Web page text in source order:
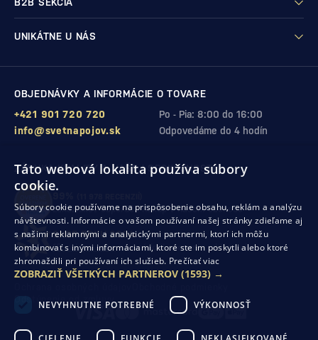
UNIKÁTNE U NÁS
OBJEDNÁVKY A INFORMÁCIE O TOVARE
Po - Pia: 8:00 do 16:00
+421 901 720 720
Odpovedáme do 4 hodín
info@svetnapojov.sk
ZÁRUKA KVALITY A VAŠEJ SPOKOJNOSTI
zákazníkov odporúča nákup v našom obchode
SHOP ROKU 2024
10. rok po sebesme získali ocenenie od Heureka
Odstúpenie od zmluvy
Táto webová lokalita používa súbory
cookie.
Súbory cookie používame na prispôsobenie obsahu, reklám a analýzu
návštevnosti. Informácie o vašom používaní našej stránky zdieľame aj
s našimi reklamnými a analytickými partnermi, ktorí ich môžu
kombinovať s inými informáciami, ktoré ste im poskytli alebo ktoré
zhromaždili pri používaní ich služieb. Prečítať viac
ZOBRAZIŤ VŠETKÝCH PARTNEROV (1593) →
NEVYHNUTNE POTREBNÉ VÝKONNOSŤ